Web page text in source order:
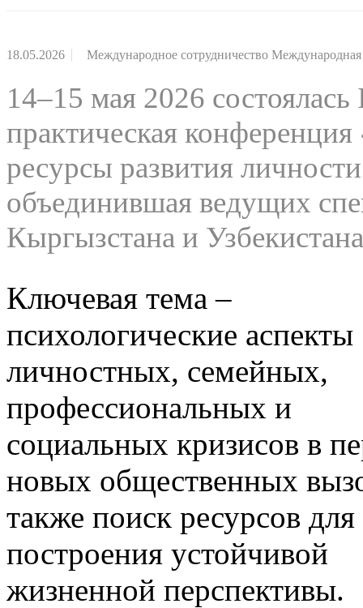
18.05.2026 Международное сотрудничество Международная
14–15 мая 2026
практическая
ресурсы развития
объединившая ведущих
Кыргызстана и
Ключевая тема –
психологические аспекты
личностных, семейных,
профессиональных и
социальных кризисов в
новых общественных
также поиск ресурсов для
построения устойчивой
жизненной перспективы.